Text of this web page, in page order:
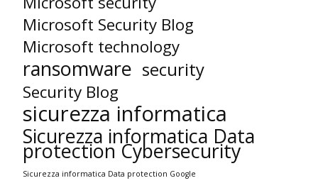
Microsoft Security Blog
Microsoft technology
ransomware security
Security Blog
sicurezza informatica
Sicurezza informatica Data
protection Cybersecurity
Sicurezza informatica Data protection Google